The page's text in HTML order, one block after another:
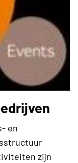
en
zijn